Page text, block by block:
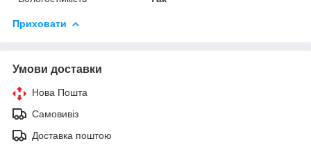
Приховати
Умови доставки
Нова Пошта
Самовивіз
Доставка поштою